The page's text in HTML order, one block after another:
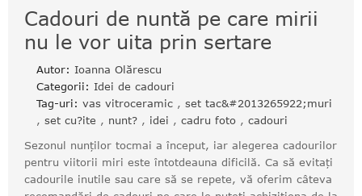
Cadouri de nuntă pe care mirii
nu le vor uita prin sertare
Autor: Ioanna Olărescu
Categorii: Idei de cadouri
Tag-uri: vas vitroceramic , set tac&#2013265922;muri
, set cu?ite , nunt? , idei , cadru foto , cadouri
Sezonul nunților tocmai a început, iar alegerea cadourilor
pentru viitorii miri este întotdeauna dificilă. Ca să evitați
cadourile inutile sau care să se repete, vă oferim câteva